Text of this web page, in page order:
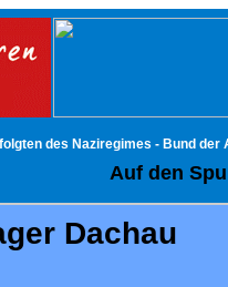
des Naziregimes - Bund
Auf den
Dachau